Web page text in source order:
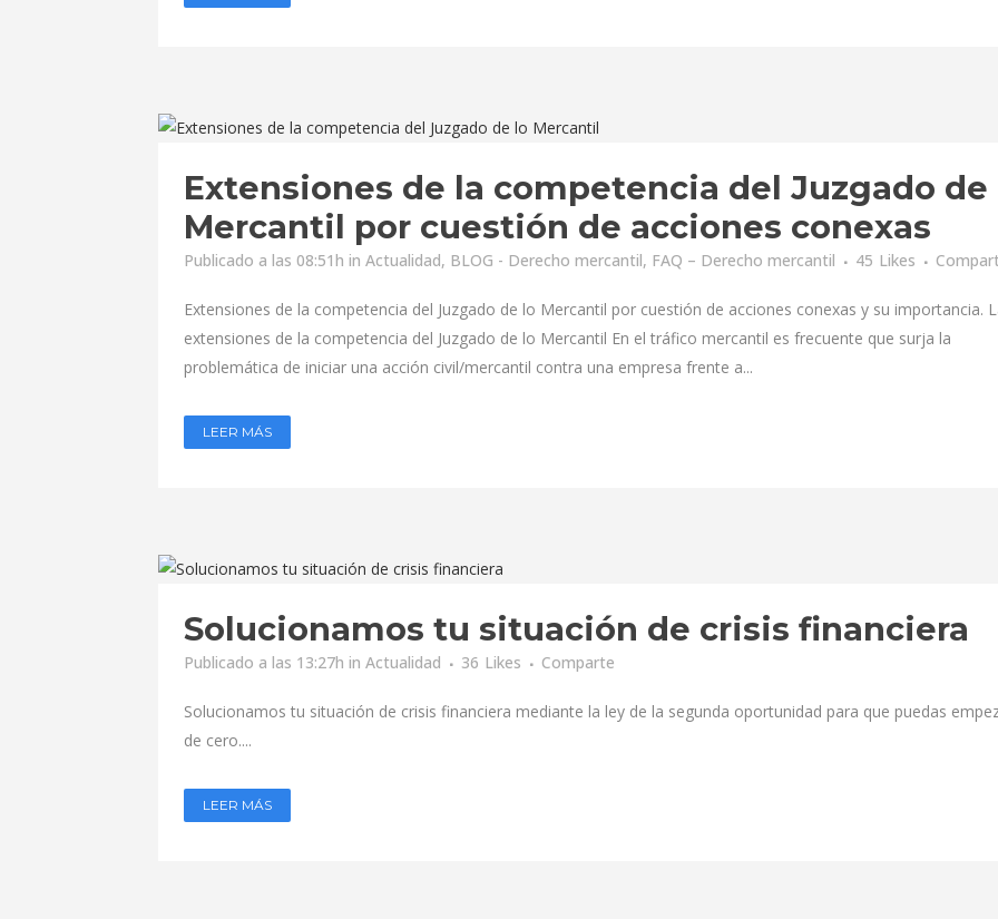
Extensiones de la competencia del Juzgado de
Mercantil por cuestión de acciones conexas
Publicado a las 08:51h in Actualidad, BLOG - Derecho mercantil, FAQ – Derecho mercantil 45 Likes
Extensiones de la competencia del Juzgado de lo Mercantil por cuestión de acciones conexas y su importancia.
extensiones de la competencia del Juzgado de lo Mercantil En el tráfico mercantil es frecuente que surja la
problemática de iniciar una acción civil/mercantil contra una empresa frente a...
LEER MÁS
Solucionamos tu situación de crisis financiera
Publicado a las 13:27h in Actualidad 36 Likes Comparte
Solucionamos tu situación de crisis financiera mediante la ley de la segunda oportunidad para que puedas
de cero....
LEER MÁS